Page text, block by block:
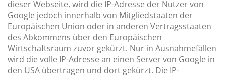
dieser Webseite, wird die IP-Adresse der Nutzer von
Google jedoch innerhalb von Mitgliedstaaten der
Europäischen Union oder in anderen Vertragsstaaten
des Abkommens über den Europäischen
Wirtschaftsraum zuvor gekürzt. Nur in Ausnahmefällen
wird die volle IP-Adresse an einen Server von Google in
den USA übertragen und dort gekürzt. Die IP-